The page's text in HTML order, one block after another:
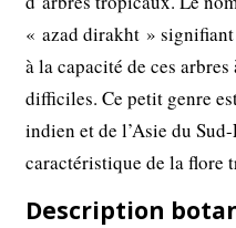
« azad dirakht »
à la capacité de ces
difficiles. Ce petit genre
indien et de l’Asie du
caractéristique de la flore
Description